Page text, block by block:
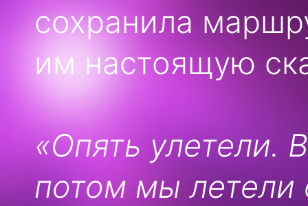
сохранила
им настоящую
«Опять улетели.
потом мы